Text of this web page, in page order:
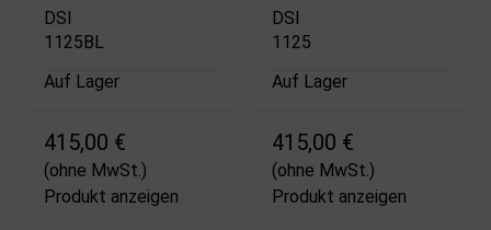
DSI
1125BL
Auf Lager
415,00 €
(ohne MwSt.)
Produkt anzeigen
DSI
1125
Auf Lager
415,00 €
(ohne MwSt.)
Produkt anzeigen